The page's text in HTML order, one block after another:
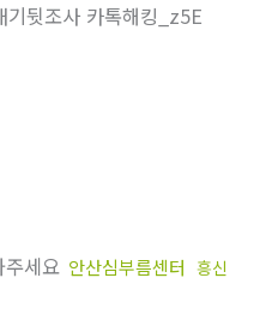
뒷조사 카톡해킹_z5E
주세요 안산심부름센터 흥신